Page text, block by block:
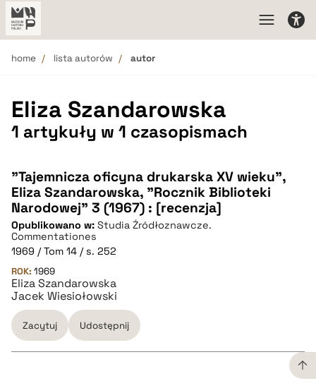
home lista autorów autor
Eliza Szandarowska
1 artykuły w 1 czasopismach
"Tajemnicza oficyna drukarska XV wieku",
Eliza Szandarowska, "Rocznik Biblioteki
Narodowej" 3 (1967) : [recenzja]
Opublikowano w: Studia Źródłoznawcze.
Commentationes
1969 / Tom 14 / s. 252
ROK: 1969
Eliza Szandarowska
Jacek Wiesiołowski
Zacytuj Udostępnij